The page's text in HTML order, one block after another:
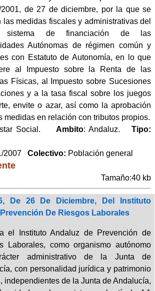
2001, de 27 de diciembre, por la que se
las medidas fiscales y administrativas del
sistema de financiación de las
Autónomas de régimen común y
con Estatuto de Autonomía, en lo que
al Impuesto sobre la Renta de las
Físicas, al Impuesto sobre Sucesiones
y a la tasa fiscal sobre los juegos
envite o azar, así como la aprobación
medidas en relación con tributos propios.
Social. Ambito: Andaluz.Tipo:
2007 Colectivo: Población general
Tamaño:40 kb
De 26 De Diciembre, Del Instituto
De Riesgos Laborales
el Instituto Andaluz de Prevención de
Laborales, como organismo autónomo
administrativo de la Junta de
con personalidad jurídica y patrimonio
independientes de la Junta de Andalucía,